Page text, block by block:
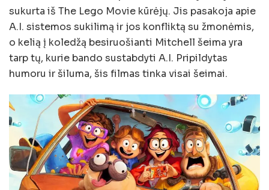
sukurta iš The Lego Movie kūrėjų. Jis pasakoja apie
A.I. sistemos sukilimą ir jos konfliktą su žmonėmis,
o kelią į koledžą besiruošianti Mitchell šeima yra
tarp tų, kurie bando sustabdyti A.I. Pripildytas
humoru ir šiluma, šis filmas tinka visai šeimai.